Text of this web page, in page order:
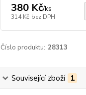
380 Kč/ks
314 Kč bez DPH
Číslo produktu: 28313
Související zboží 1